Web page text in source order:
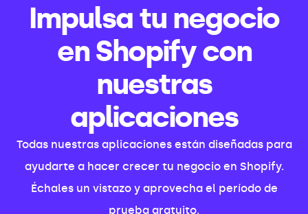
Impulsa tu negocio
en Shopify con
nuestras
aplicaciones
Todas nuestras aplicaciones están diseñadas para
ayudarte a hacer crecer tu negocio en Shopify.
Échales un vistazo y aprovecha el período de
prueba gratuito.